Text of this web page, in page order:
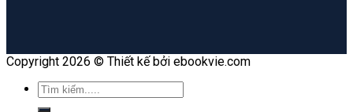
Copyright 2026 © Thiết kế bởi ebookvie.com
Search
for: